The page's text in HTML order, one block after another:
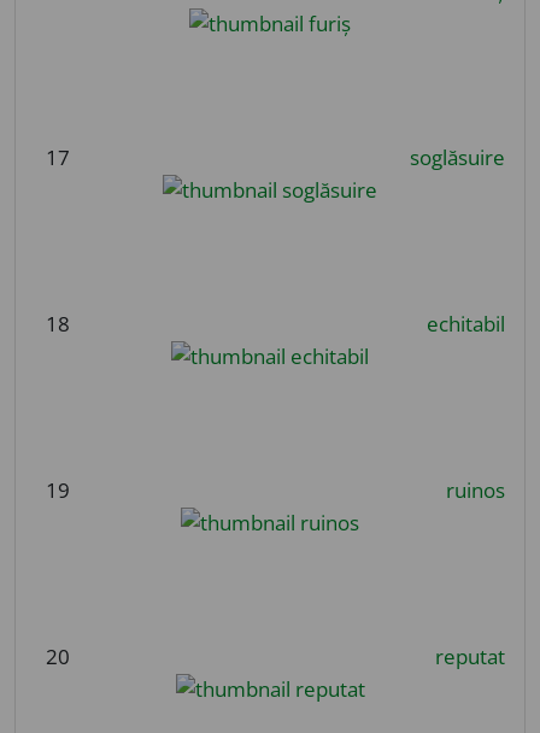
17 soglăsuire
18 echitabil
19 ruinos
20 reputat